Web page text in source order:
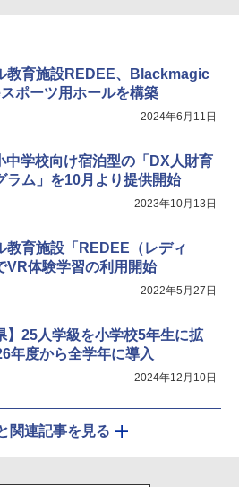
の思いを言葉にする こどもアウトプ
ト図鑑 (サンクチュアリ出版)
スツール
実験用キャビネット
教育施設REDEE、Blackmagic
ポーツ用ホールを構築
2024年6月11日
中学校向け宿泊型の「DX人財育
ラム」を10月より提供開始
2023年10月13日
教育施設「REDEE（レディ
VR体験学習の利用開始
2022年5月27日
】25人学級を小学校5年生に拡
年度から全学年に導入
2024年12月10日
関連記事を見る